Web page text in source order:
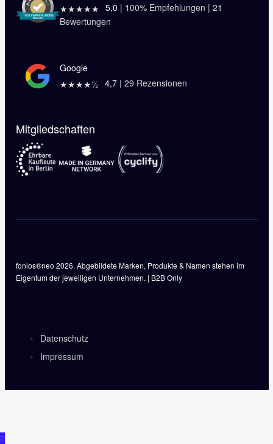
★★★★★ 5,0 | 100% Empfehlungen | 21
Bewertungen
Google
★★★★½ 4,7| 29 Rezensionen
Mitgliedschaften
fonlos®neo 2026. Abgebildete Marken, Produkte & Namen stehen im
Eigentum der jeweiligen Unternehmen. | B2B Only
Datenschutz
Impressum